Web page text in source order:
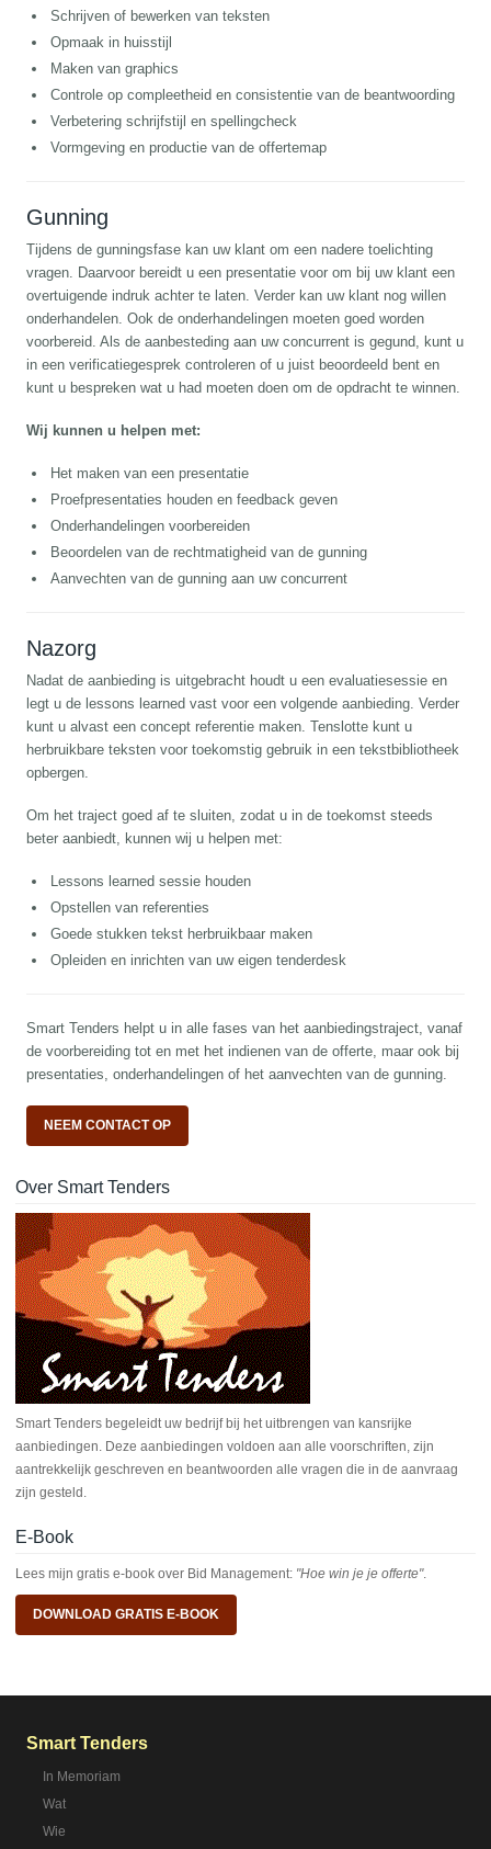
Schrijven of bewerken van teksten
Opmaak in huisstijl
Maken van graphics
Controle op compleetheid en consistentie van de beantwoording
Verbetering schrijfstijl en spellingcheck
Vormgeving en productie van de offertemap
Gunning
Tijdens de gunningsfase kan uw klant om een nadere toelichting
vragen. Daarvoor bereidt u een presentatie voor om bij uw klant een
overtuigende indruk achter te laten. Verder kan uw klant nog willen
onderhandelen. Ook de onderhandelingen moeten goed worden
voorbereid. Als de aanbesteding aan uw concurrent is gegund, kunt u
in een verificatiegesprek controleren of u juist beoordeeld bent en
kunt u bespreken wat u had moeten doen om de opdracht te winnen.
Wij kunnen u helpen met:
Het maken van een presentatie
Proefpresentaties houden en feedback geven
Onderhandelingen voorbereiden
Beoordelen van de rechtmatigheid van de gunning
Aanvechten van de gunning aan uw concurrent
Nazorg
Nadat de aanbieding is uitgebracht houdt u een evaluatiesessie en
legt u de lessons learned vast voor een volgende aanbieding. Verder
kunt u alvast een concept referentie maken. Tenslotte kunt u
herbruikbare teksten voor toekomstig gebruik in een tekstbibliotheek
opbergen.
Om het traject goed af te sluiten, zodat u in de toekomst steeds
beter aanbiedt, kunnen wij u helpen met:
Lessons learned sessie houden
Opstellen van referenties
Goede stukken tekst herbruikbaar maken
Opleiden en inrichten van uw eigen tenderdesk
Smart Tenders helpt u in alle fases van het aanbiedingstraject, vanaf
de voorbereiding tot en met het indienen van de offerte, maar ook bij
presentaties, onderhandelingen of het aanvechten van de gunning.
NEEM CONTACT OP
Over Smart Tenders
Smart Tenders begeleidt uw bedrijf bij het uitbrengen van kansrijke
aanbiedingen. Deze aanbiedingen voldoen aan alle voorschriften, zijn
aantrekkelijk geschreven en beantwoorden alle vragen die in de aanvraag
zijn gesteld.
E-Book
Lees mijn gratis e-book over Bid Management: "Hoe win je je offerte".
DOWNLOAD GRATIS E-BOOK
Smart Tenders
In Memoriam
Wat
Wie